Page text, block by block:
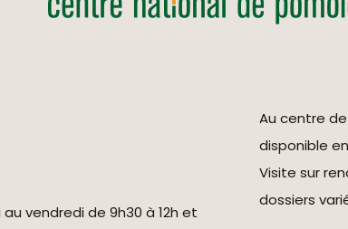
vendredi de 9h30 à 12h et
Au centre
disponible
Visite sur
dossiers